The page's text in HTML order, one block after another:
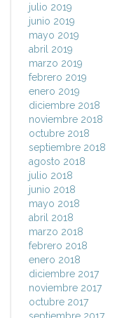
julio 2019
junio 2019
mayo 2019
abril 2019
marzo 2019
febrero 2019
enero 2019
diciembre 2018
noviembre 2018
octubre 2018
septiembre 2018
agosto 2018
julio 2018
junio 2018
mayo 2018
abril 2018
marzo 2018
febrero 2018
enero 2018
diciembre 2017
noviembre 2017
octubre 2017
septiembre 2017